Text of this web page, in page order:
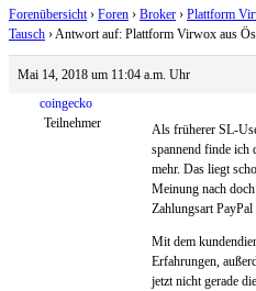
Forenübersicht › Foren › Broker › Plattform
Tausch ›Antwort auf: Plattform Virwox aus
Mai 14, 2018 um 11:04 a.m. Uhr
coingecko
Teilnehmer
Als früherer SL-
spannend finde ich
mehr. Das liegt
Meinung nach
Zahlungsart
Mit dem
Erfahrungen,
jetzt nicht gerade